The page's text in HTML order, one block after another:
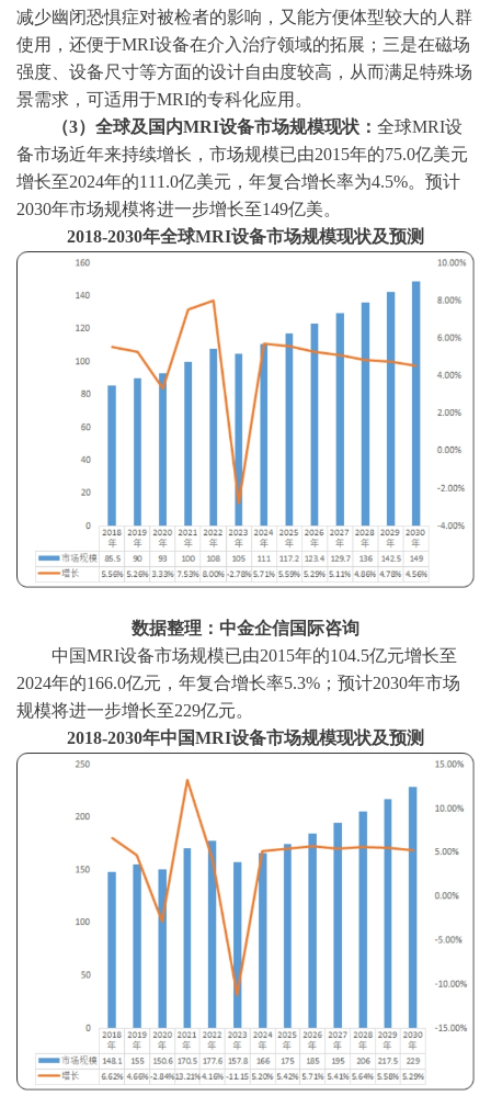
减少幽闭恐惧症对被检者的影响，又能方便体型较大的人群
使用，还便于MRI设备在介入治疗领域的拓展；三是在磁场
强度、设备尺寸等方面的设计自由度较高，从而满足特殊场
景需求，可适用于MRI的专科化应用。
（3）全球及国内MRI设备市场规模现状： 全球MRI设
备市场近年来持续增长，市场规模已由2015年的75.0亿美元
增长至2024年的111.0亿美元，年复合增长率为4.5%。预计
2030年市场规模将进一步增长至149亿美。
2018-2030年全球MRI设备市场规模现状及预测
数据整理：中金企信国际咨询
中国MRI设备市场规模已由2015年的104.5亿元增长至
2024年的166.0亿元，年复合增长率5.3%；预计2030年市场
规模将进一步增长至229亿元。
2018-2030年中国MRI设备市场规模现状及预测